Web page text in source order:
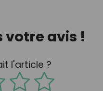
votre avis !
l'article ?